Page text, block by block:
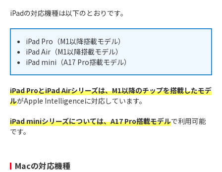
iPadの対応機種は以下のとおりです。
iPad Pro（M1以降搭載モデル）
iPad Air（M1以降搭載モデル）
iPad mini（A17 Pro搭載モデル）
iPad ProとiPad Airシリーズは、M1以降のチップを搭載したモデ
ルがApple Intelligenceに対応しています。
iPad miniシリーズについては、A17 Pro搭載モデルで利用可能
です。
Macの対応機種